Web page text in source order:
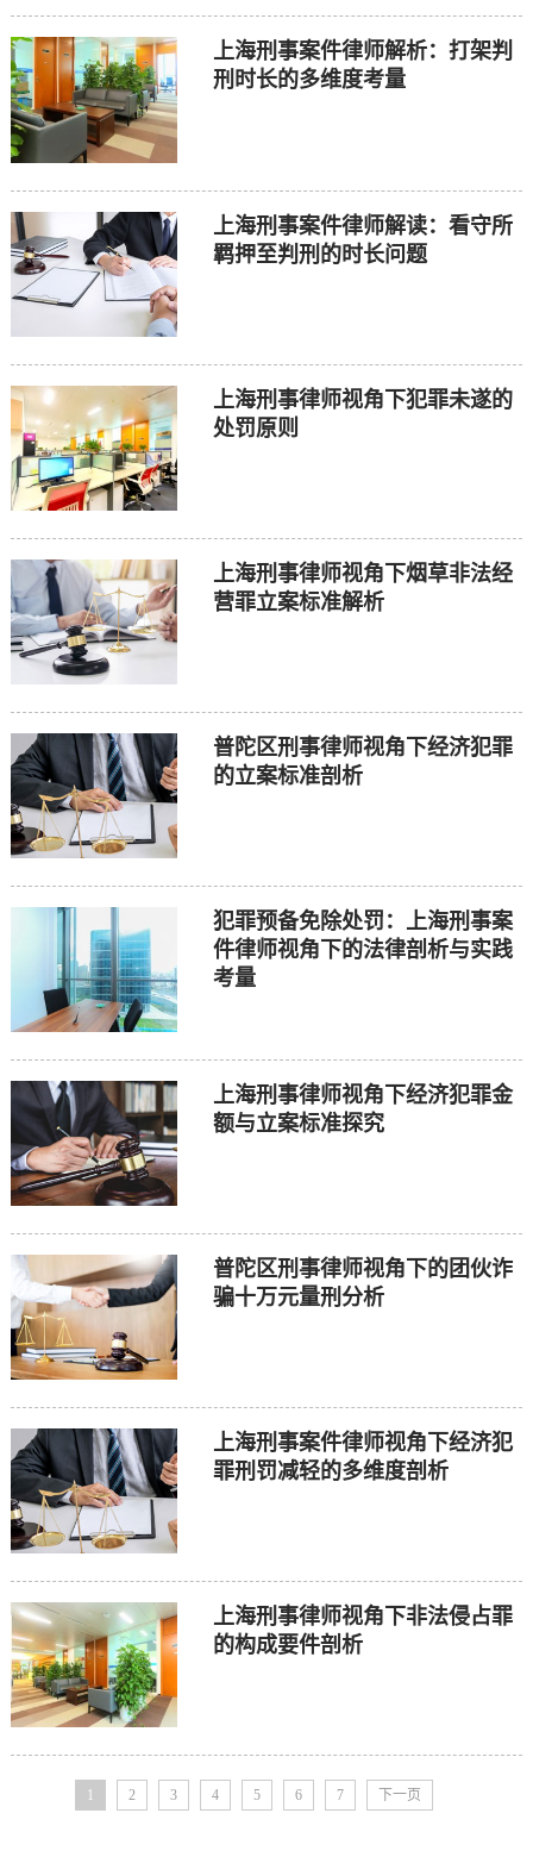
上海刑事案件律师解析：打架判
刑时长的多维度考量
上海刑事案件律师解读：看守所
羁押至判刑的时长问题
上海刑事律师视角下犯罪未遂的
处罚原则
上海刑事律师视角下烟草非法经
营罪立案标准解析
普陀区刑事律师视角下经济犯罪
的立案标准剖析
犯罪预备免除处罚：上海刑事案
件律师视角下的法律剖析与实践
考量
上海刑事律师视角下经济犯罪金
额与立案标准探究
普陀区刑事律师视角下的团伙诈
骗十万元量刑分析
上海刑事案件律师视角下经济犯
罪刑罚减轻的多维度剖析
上海刑事律师视角下非法侵占罪
的构成要件剖析
1 2 3 4 5 6 7 下一页